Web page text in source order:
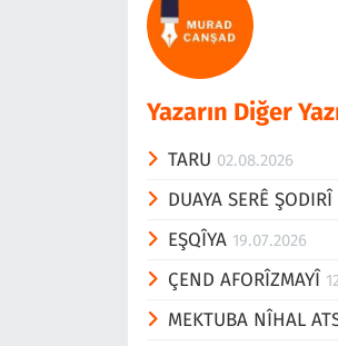
Yazarın Diğer
TARU 02.08.2026
DUAYA SERÊ
EŞQÎYA 19.07.2026
ÇEND AFORÎZMAYÎ
MEKTUBA NÎHAL